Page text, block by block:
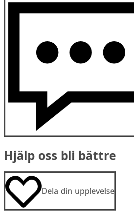
Hjälp oss bli bättre
Dela din upplevelse